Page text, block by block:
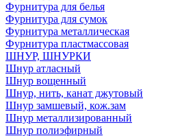
Фурнитура для белья
Фурнитура для сумок
Фурнитура металлическая
Фурнитура пластмассовая
ШНУР, ШНУРКИ
Шнур атласный
Шнур вощенный
Шнур, нить, канат джутовый
Шнур замшевый, кож.зам
Шнур металлизированный
Шнур полиэфирный